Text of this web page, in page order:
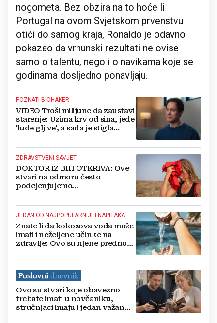
nogometa. Bez obzira na to hoće li
Portugal na ovom Svjetskom prvenstvu
otići do samog kraja, Ronaldo je odavno
pokazao da vrhunski rezultati ne ovise
samo o talentu, nego i o navikama koje se
godinama dosljedno ponavljaju.
POZNATI BIOHAKER
VIDEO Troši milijune da zaustavi
starenje: Uzima krv od sina, jede
'lude gljive', a sada je stigla
ZDRAVSTVENI SAVJETI
DOKTOR IZ BIH OTKRIVA: Ove
stvari na odmoru često
podcjenjujemo...
JEDAN OD NAJPOPULARNIJIH NAPITAKA
Znate li da kokosova voda može
imati i neželjene učinke na
zdravlje: Ovo su njene prednosti
Ovo su stvari koje obavezno
trebate imati u novčaniku,
stručnjaci imaju i jedan važan